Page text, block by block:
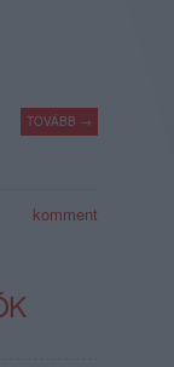
TOVÁBB →
komment